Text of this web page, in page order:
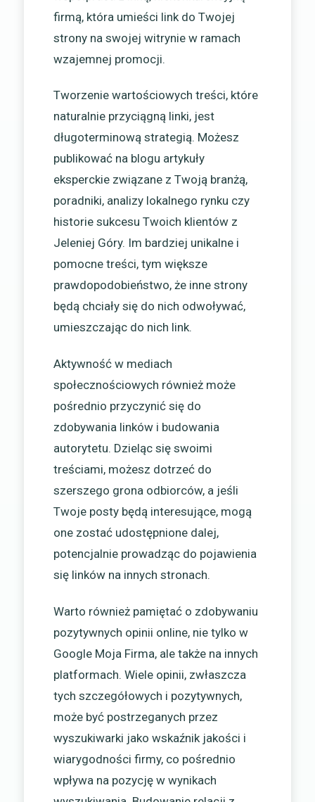
firmą, która umieści link do Twojej
strony na swojej witrynie w ramach
wzajemnej promocji.
Tworzenie wartościowych treści, które
naturalnie przyciągną linki, jest
długoterminową strategią. Możesz
publikować na blogu artykuły
eksperckie związane z Twoją branżą,
poradniki, analizy lokalnego rynku czy
historie sukcesu Twoich klientów z
Jeleniej Góry. Im bardziej unikalne i
pomocne treści, tym większe
prawdopodobieństwo, że inne strony
będą chciały się do nich odwoływać,
umieszczając do nich link.
Aktywność w mediach
społecznościowych również może
pośrednio przyczynić się do
zdobywania linków i budowania
autorytetu. Dzieląc się swoimi
treściami, możesz dotrzeć do
szerszego grona odbiorców, a jeśli
Twoje posty będą interesujące, mogą
one zostać udostępnione dalej,
potencjalnie prowadząc do pojawienia
się linków na innych stronach.
Warto również pamiętać o zdobywaniu
pozytywnych opinii online, nie tylko w
Google Moja Firma, ale także na innych
platformach. Wiele opinii, zwłaszcza
tych szczegółowych i pozytywnych,
może być postrzeganych przez
wyszukiwarki jako wskaźnik jakości i
wiarygodności firmy, co pośrednio
wpływa na pozycję w wynikach